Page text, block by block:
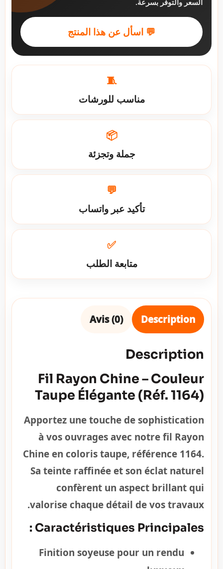
السعر والتوفر بسرعة.
💬 اسأل عن هذا المنتج
🧵
مناسب للورشات
📦
جملة وتجزئة
💬
تأكيد عبر واتساب
✅
متابعة الطلب
Description
Avis (0)
Description
Fil Rayon Chine – Couleur
Taupe Élégante (Réf. 1164)
Apportez une touche de sophistication
à vos ouvrages avec notre fil Rayon
Chine en coloris taupe, référence 1164.
Sa teinte raffinée et son éclat naturel
confèrent un aspect brillant qui
valorise chaque détail de vos travaux.
Caractéristiques Principales :
Finition soyeuse pour un rendu